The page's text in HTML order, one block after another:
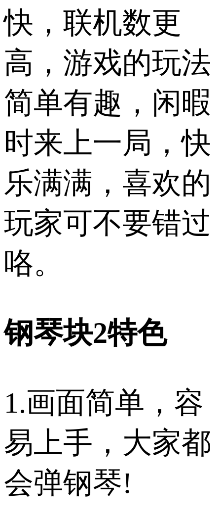
快，联机数更
高，游戏的玩法
简单有趣，闲暇
时来上一局，快
乐满满，喜欢的
玩家可不要错过
咯。
钢琴块2特色
1.画面简单，容
易上手，大家都
会弹钢琴!